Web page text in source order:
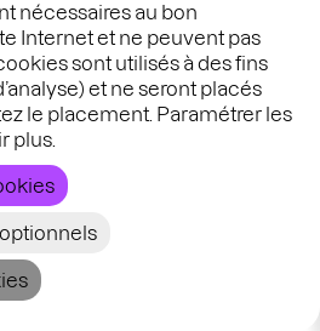
nécessaires au bon
Internet et ne peuvent pas
sont utilisés à des fins
et ne seront placés
le placement. Paramétrer les
plus.